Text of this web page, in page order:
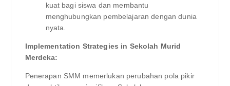
kuat bagi siswa dan membantu
menghubungkan pembelajaran dengan dunia
nyata.
Implementation Strategies in Sekolah Murid
Merdeka:
Penerapan SMM memerlukan perubahan pola pikir